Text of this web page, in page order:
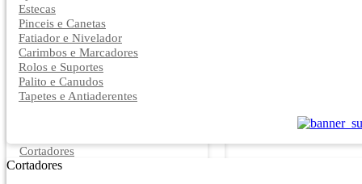
Estecas
Pinceis e Canetas
Fatiador e Nivelador
Carimbos e Marcadores
Rolos e Suportes
Palito e Canudos
Tapetes e Antiaderentes
Cortadores
Cortadores